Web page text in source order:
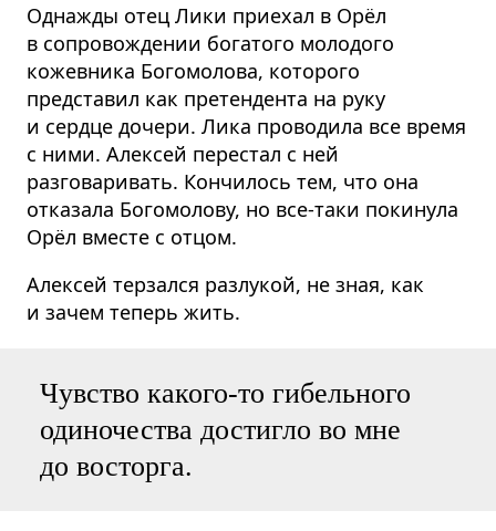
Однажды отец Лики приехал в Орёл
в сопровождении богатого молодого
кожевника Богомолова, которого
представил как претендента на руку
и сердце дочери. Лика проводила все время
с ними. Алексей перестал с ней
разговаривать. Кончилось тем, что она
отказала Богомолову, но все-таки покинула
Орёл вместе с отцом.
Алексей терзался разлукой, не зная, как
и зачем теперь жить.
Чувство какого-то гибельного
одиночества достигло во мне
до восторга.